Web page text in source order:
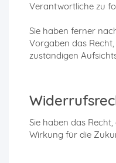
Verantwortliche zu
Sie haben ferner
Vorgaben das
zuständigen
Sie haben das
Wirkung für die